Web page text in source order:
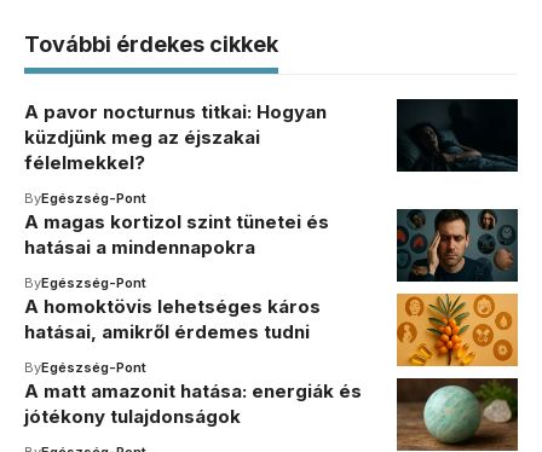
További érdekes cikkek
A pavor nocturnus titkai: Hogyan
küzdjünk meg az éjszakai
félelmekkel?
ByEgészség-Pont
A magas kortizol szint tünetei és
hatásai a mindennapokra
ByEgészség-Pont
A homoktövis lehetséges káros
hatásai, amikről érdemes tudni
ByEgészség-Pont
A matt amazonit hatása: energiák és
jótékony tulajdonságok